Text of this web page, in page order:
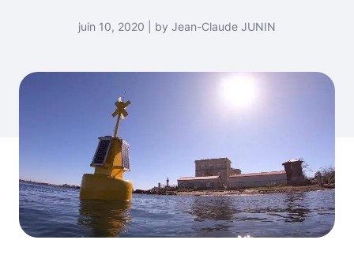
juin 10, 2020 | by Jean-Claude JUNIN